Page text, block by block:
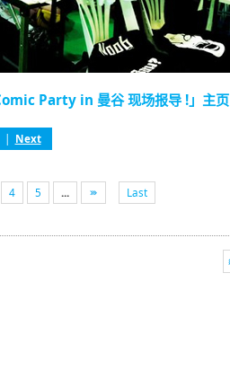
Party in 曼谷 现场报导 !」主页
| Next
4 5 ... Last